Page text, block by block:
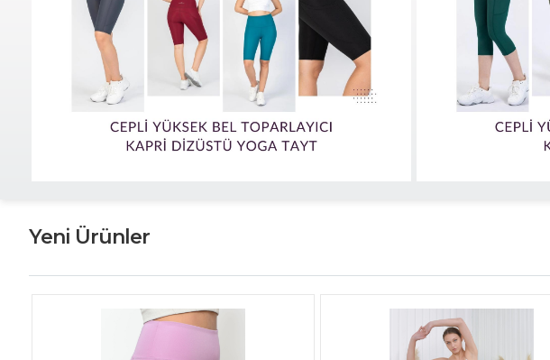
Yeni Ürünler